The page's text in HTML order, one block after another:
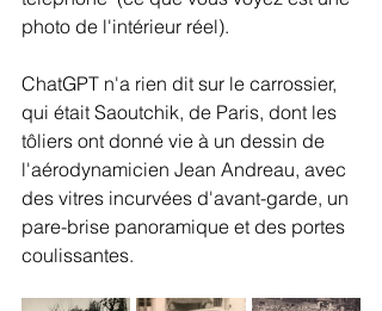
photo de l'intérieur réel).
ChatGPT n'a rien dit sur le carrossier,
qui était Saoutchik, de Paris, dont les
tôliers ont donné vie à un dessin de
l'aérodynamicien Jean Andreau, avec
des vitres incurvées d'avant-garde, un
pare-brise panoramique et des portes
coulissantes.